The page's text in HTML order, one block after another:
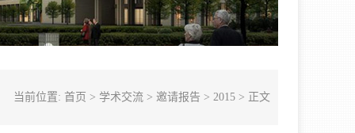
当前位置: 首页 > 学术交流 > 邀请报告 > 2015 > 正文